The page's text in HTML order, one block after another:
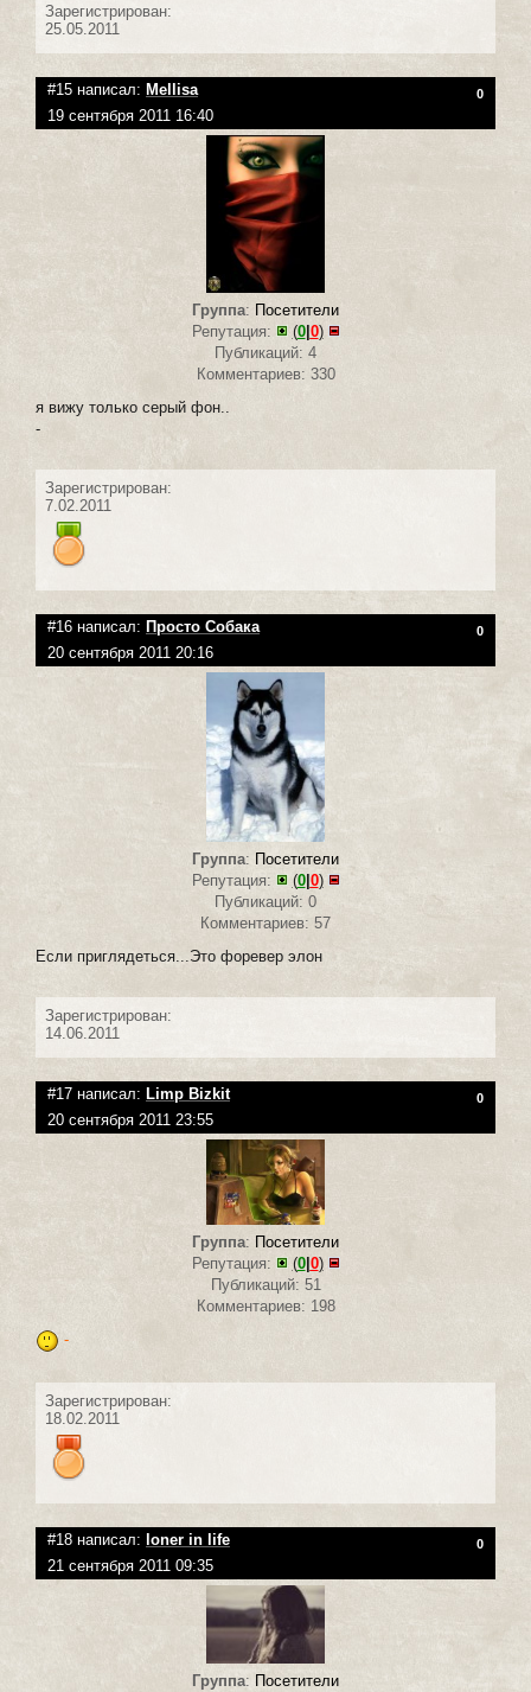
Зарегистрирован:
25.05.2011
#15 написал: Mellisa 0
19 сентября 2011 16:40
Группа: Посетители
Репутация:
(0| 0)
Публикаций: 4
Комментариев: 330
я вижу только серый фон..
-
Зарегистрирован:
7.02.2011
#16 написал: Просто Собака 0
20 сентября 2011 20:16
Группа: Посетители
Репутация:
(0| 0)
Публикаций: 0
Комментариев: 57
Если приглядеться...Это форевер элон
Зарегистрирован:
14.06.2011
#17 написал: Limp Bizkit 0
20 сентября 2011 23:55
Группа: Посетители
Репутация:
(0| 0)
Публикаций: 51
Комментариев: 198
-
Зарегистрирован:
18.02.2011
#18 написал: loner in life 0
21 сентября 2011 09:35
Группа: Посетители